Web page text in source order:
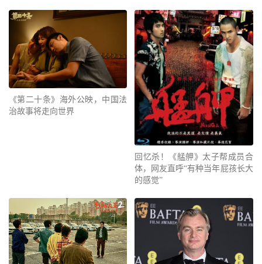
《第二十条》海外公映，中国法
治故事将走向世界
回忆杀！《艋舺》太子帮成员合
体，网友直呼“有种当年屁孩长大
的感觉”